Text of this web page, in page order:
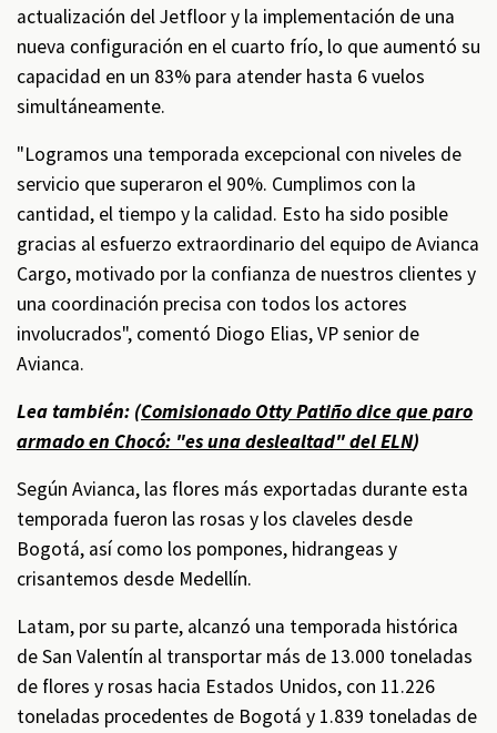
actualización del Jetfloor y la implementación de una
nueva configuración en el cuarto frío, lo que aumentó su
capacidad en un 83% para atender hasta 6 vuelos
simultáneamente.
"Logramos una temporada excepcional con niveles de
servicio que superaron el 90%. Cumplimos con la
cantidad, el tiempo y la calidad. Esto ha sido posible
gracias al esfuerzo extraordinario del equipo de Avianca
Cargo, motivado por la confianza de nuestros clientes y
una coordinación precisa con todos los actores
involucrados", comentó Diogo Elias, VP senior de
Avianca.
Lea también: (Comisionado Otty Patiño dice que paro
armado en Chocó: "es una deslealtad" del ELN)
Según Avianca, las flores más exportadas durante esta
temporada fueron las rosas y los claveles desde
Bogotá, así como los pompones, hidrangeas y
crisantemos desde Medellín.
Latam, por su parte, alcanzó una temporada histórica
de San Valentín al transportar más de 13.000 toneladas
de flores y rosas hacia Estados Unidos, con 11.226
toneladas procedentes de Bogotá y 1.839 toneladas de